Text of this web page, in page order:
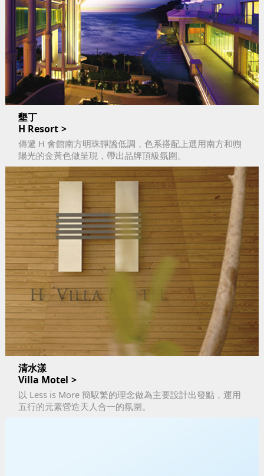
墾丁
H Resort
傳遞 H 會館南方明珠靜謐低調，色系搭配上選用南方和煦
陽光的金黃色做呈現，帶出品牌頂級氛圍。
清水漾
Villa Motel
以 Less is More 簡馭繁的理念做為主要設計出發點，運用
五行的元素營造天人合一的氛圍。